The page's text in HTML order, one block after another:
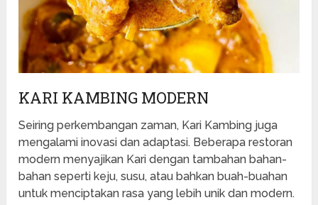
KARI KAMBING MODERN
Seiring perkembangan zaman, Kari Kambing juga
mengalami inovasi dan adaptasi. Beberapa restoran
modern menyajikan Kari dengan tambahan bahan-
bahan seperti keju, susu, atau bahkan buah-buahan
untuk menciptakan rasa yang lebih unik dan modern.